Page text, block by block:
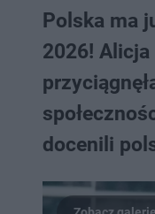
Polska ma
2026! Alicja
docenili